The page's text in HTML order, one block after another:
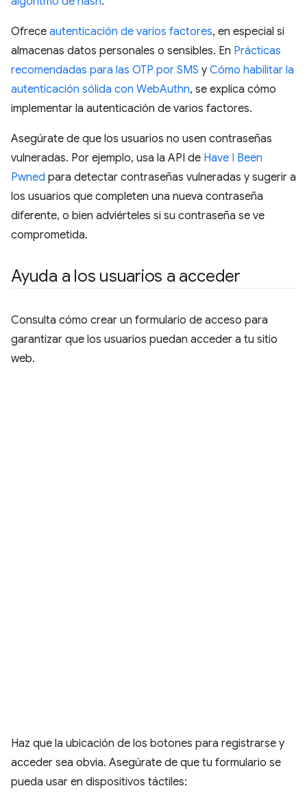
Ofrece autenticación de varios factores, en especial si
almacenas datos personales o sensibles. En Prácticas
recomendadas para las OTP por SMS y Cómo habilitar la
autenticación sólida con WebAuthn, se explica cómo
implementar la autenticación de varios factores.
Asegúrate de que los usuarios no usen contraseñas
vulneradas. Por ejemplo, usa la API de Have I Been
Pwned para detectar contraseñas vulneradas y sugerir a
los usuarios que completen una nueva contraseña
diferente, o bien adviérteles si su contraseña se ve
comprometida.
Ayuda a los usuarios a acceder
Consulta cómo crear un formulario de acceso para
garantizar que los usuarios puedan acceder a tu sitio
web.
Haz que la ubicación de los botones para registrarse y
acceder sea obvia. Asegúrate de que tu formulario se
pueda usar en dispositivos táctiles: